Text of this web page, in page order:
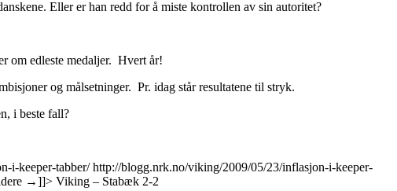
Eller er han redd for å miste kontrollen av sin autoritet?
om edleste medaljer. Hvert år!
og målsetninger. Pr. idag står resultatene til stryk.
i beste fall?
i-keeper-tabber/http://blogg.nrk.no/viking/2009/05/23/inflasjon-i-keeper-
→]]> Viking – Stabæk 2-2